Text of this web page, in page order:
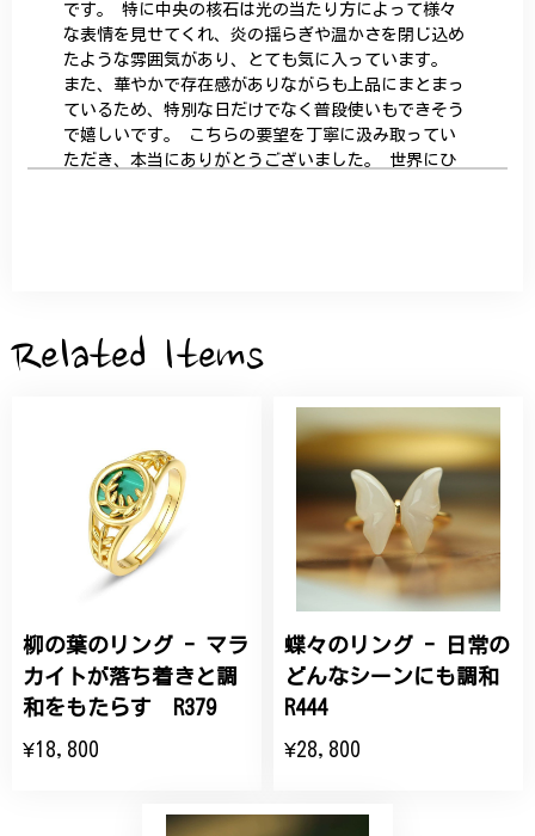
です。 特に中央の核石は光の当たり方によって様々
な表情を見せてくれ、炎の揺らぎや温かさを閉じ込め
たような雰囲気があり、とても気に入っています。
また、華やかで存在感がありながらも上品にまとまっ
ているため、特別な日だけでなく普段使いもできそう
で嬉しいです。 こちらの要望を丁寧に汲み取ってい
ただき、本当にありがとうございました。 世界にひ
桃の花のブローチ プレゼント シルバー C002
2025/09/19
こちらの要望にもスムーズにお応えいただき、無事に
商品を受け取れました。 ありがとうございました。
ひなげしの花のブローチ ご褒美 プレゼント C020
2025/07/27
せていただきました。実際に目にすると 華美すぎず
Related Items
柳の葉のリング - マラ
カイトが落ち着きと調
和をもたらす R379
¥18,800
蝶々のリング - 日常の
どんなシーンにも調和
R444
¥28,800